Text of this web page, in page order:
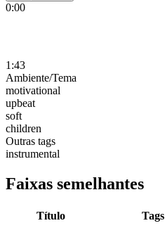
0:00
1:43
Ambiente/Tema
motivational
upbeat
soft
children
Outras tags
instrumental
Faixas semelhantes
Título Tags